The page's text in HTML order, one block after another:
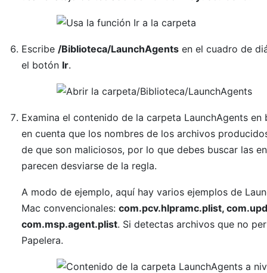
Escribe /Biblioteca/LaunchAgents en el cuadro de
el botón Ir.
Examina el contenido de la carpeta LaunchAgents
en cuenta que los nombres de los archivos
de que son maliciosos, por lo que debes buscar las
parecen desviarse de la regla.
A modo de ejemplo, aquí hay varios ejemplos de
Mac convencionales:com.pcv.hlpramc.plist,
com.msp.agent.plist. Si detectas archivos que no
Papelera.